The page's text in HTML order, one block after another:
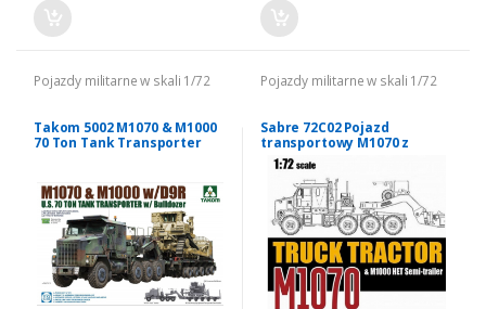
Pojazdy militarne w skali 1/72
Takom 5002 M1070 & M1000
70 Ton Tank Transporter
Pojazdy militarne w skali 1/72
Sabre 72C02 Pojazd
transportowy M1070 z
naczepą M1000 HET model 1-